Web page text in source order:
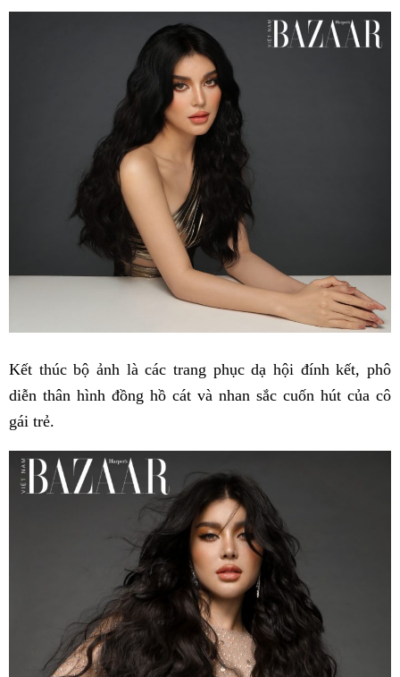
Kết thúc bộ ảnh là các trang phục dạ hội đính kết, phô
diễn thân hình đồng hồ cát và nhan sắc cuốn hút của cô
gái trẻ.